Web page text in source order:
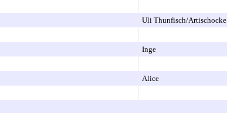
Uli Thunfisch/Artischocke
Inge
Alice